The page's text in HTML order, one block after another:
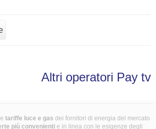
Altri operatori Pay tv
tariffe luce e gas dei fornitori di energia del mercato
più convenienti e in linea con le esigenze degli